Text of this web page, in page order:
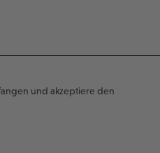
und akzeptiere den